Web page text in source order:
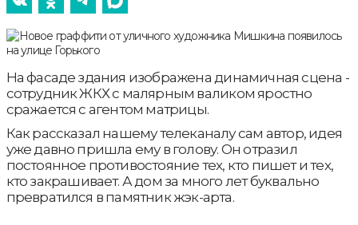
На фасаде здания изображена динамичная сцена -
сотрудник ЖКХ с малярным валиком яростно
сражается с агентом матрицы.
Как рассказал нашему телеканалу сам автор, идея
уже давно пришла ему в голову. Он отразил
постоянное противостояние тех, кто пишет и тех,
кто закрашивает. А дом за много лет буквально
превратился в памятник жэк-арта.